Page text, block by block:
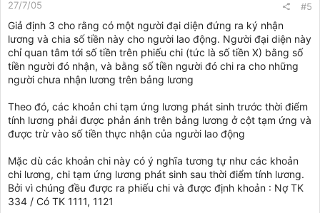
27/7/05 #5
Giả định 3 cho rằng có một người đại diện đứng ra ký nhận
lương và chia số tiền này cho người lao động. Người đại diện này
chỉ quan tâm tới số tiền trên phiếu chi (tức là số tiền X) bằng số
tiền người đó nhận, và bằng số tiền người đó chi ra cho những
người chưa nhận lương trên bảng lương
Theo đó, các khoản chi tạm ứng lương phát sinh trước thời điểm
tính lương phải được phản ánh trên bảng lương ở cột tạm ứng và
được trừ vào số tiền thực nhận của người lao động
Mặc dù các khoản chi này có ý nghĩa tương tự như các khoản
chi lương, chi tạm ứng lương phát sinh sau thời điểm tính lương.
Bởi vì chúng đều được ra phiếu chi và được định khoản : Nợ TK
334 / Có TK 1111, 1121